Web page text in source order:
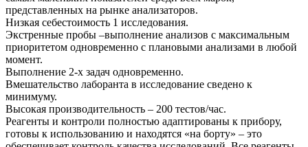
представленных на рынке анализаторов.
Низкая себестоимость 1 исследования.
Экстренные пробы –выполнение анализов с максимальным
приоритетом одновременно с плановыми анализами в любой
момент.
Выполнение 2-х задач одновременно.
Вмешательство лаборанта в исследование сведено к
минимуму.
Высокая производительность – 200 тестов/час.
Реагенты и контроли полностью адаптированы к прибору,
готовы к использованию и находятся «на борту» – это